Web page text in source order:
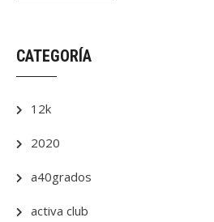
CATEGORÍA
12k
2020
a40grados
activa club